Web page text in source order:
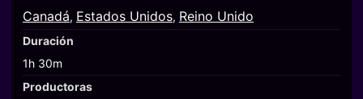
Canadá, Estados Unidos, Reino Unido
Duración
1h 30m
Productoras